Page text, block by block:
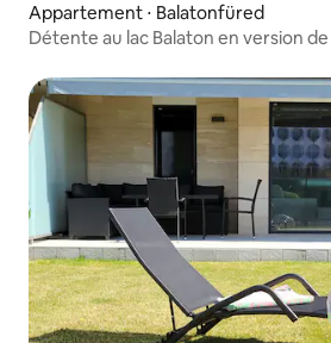
Appartement ⋅ Balatonfüred
Détente au lac Balaton en version